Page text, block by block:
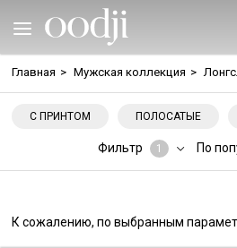
Главная > Мужская коллекция >
С ПРИНТОМ ПОЛОСАТЫЕ
Фильтр 1 По
К сожалению, по выбранным